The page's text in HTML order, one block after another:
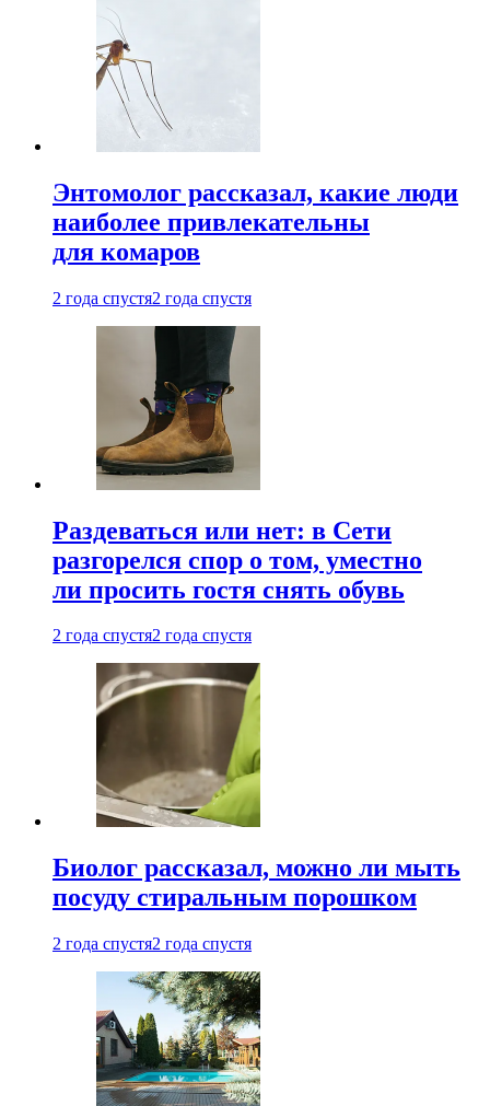
Энтомолог рассказал, какие люди
наиболее привлекательны
для комаров
2 года спустя2 года спустя
Раздеваться или нет: в Сети
разгорелся спор о том, уместно
ли просить гостя снять обувь
2 года спустя2 года спустя
Биолог рассказал, можно ли мыть
посуду стиральным порошком
2 года спустя2 года спустя